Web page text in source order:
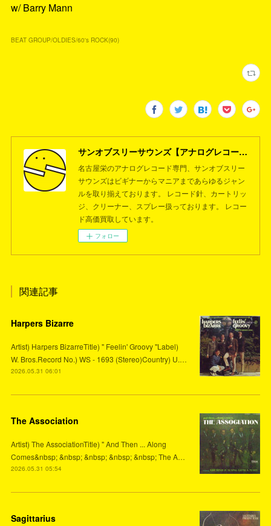
w/ Barry Mann
BEAT GROUP/OLDIES/60's ROCK(90)
サンオブスリーサウンズ【アナログレコード専門店】名古屋栄
名古屋栄のアナログレコード専門、サンオブスリー
サウンズはビギナーからマニアまであらゆるジャン
ルを取り揃えております。 レコード針、カートリッ
ジ、クリーナー、スプレー扱っております。 レコー
ド高価買取しています。
フォロー
関連記事
Harpers Bizarre
Artist) Harpers BizarreTitle) " Feelin' Groovy "Label)
W. Bros.Record No.) WS - 1693 (Stereo)Country) U.…
2026.05.31 06:01
The Association
Artist) The AssociationTitle) " And Then ... Along
Comes&nbsp; &nbsp; &nbsp; &nbsp; &nbsp; The A…
2026.05.31 05:54
Sagittarius